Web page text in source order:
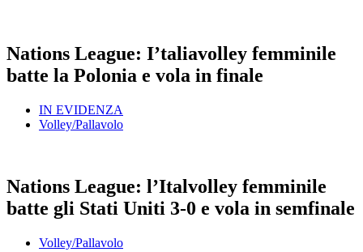
Nations League: I’taliavolley femminile
batte la Polonia e vola in finale
IN EVIDENZA
Volley/Pallavolo
Nations League: l’Italvolley femminile
batte gli Stati Uniti 3-0 e vola in semfinale
Volley/Pallavolo